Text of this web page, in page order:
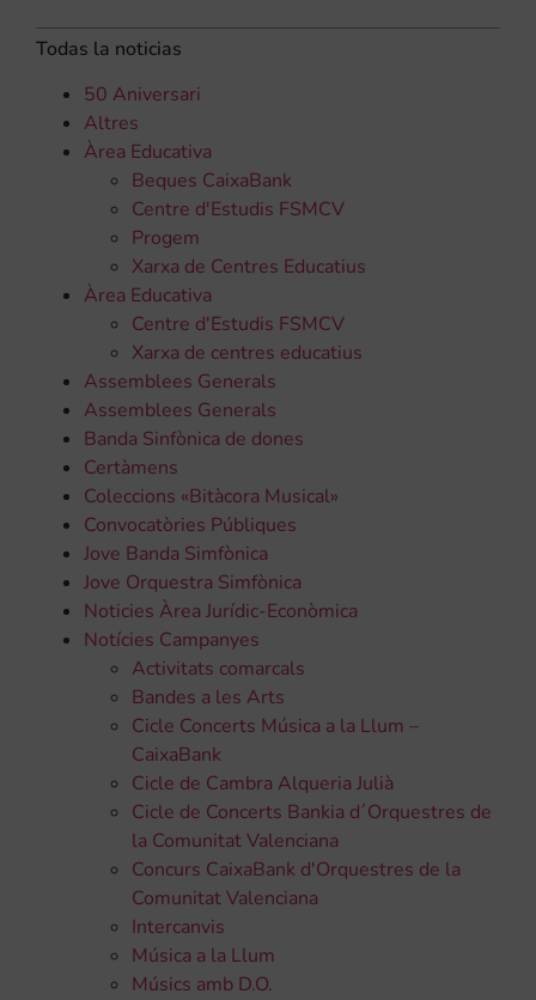
Todas la noticias
50 Aniversari
Altres
Àrea Educativa
Beques CaixaBank
Centre d'Estudis FSMCV
Progem
Xarxa de Centres Educatius
Àrea Educativa
Centre d'Estudis FSMCV
Xarxa de centres educatius
Assemblees Generals
Assemblees Generals
Banda Sinfònica de dones
Certàmens
Coleccions «Bitàcora Musical»
Convocatòries Públiques
Jove Banda Simfònica
Jove Orquestra Simfònica
Noticies Àrea Jurídic-Econòmica
Notícies Campanyes
Activitats comarcals
Bandes a les Arts
Cicle Concerts Música a la Llum –
CaixaBank
Cicle de Cambra Alqueria Julià
Cicle de Concerts Bankia d´Orquestres de
la Comunitat Valenciana
Concurs CaixaBank d'Orquestres de la
Comunitat Valenciana
Intercanvis
Música a la Llum
Músics amb D.O.